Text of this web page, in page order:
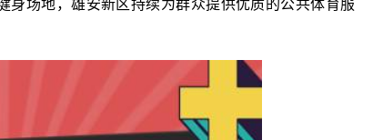
场地，雄安新区持续为群众提供优质的公共体育服